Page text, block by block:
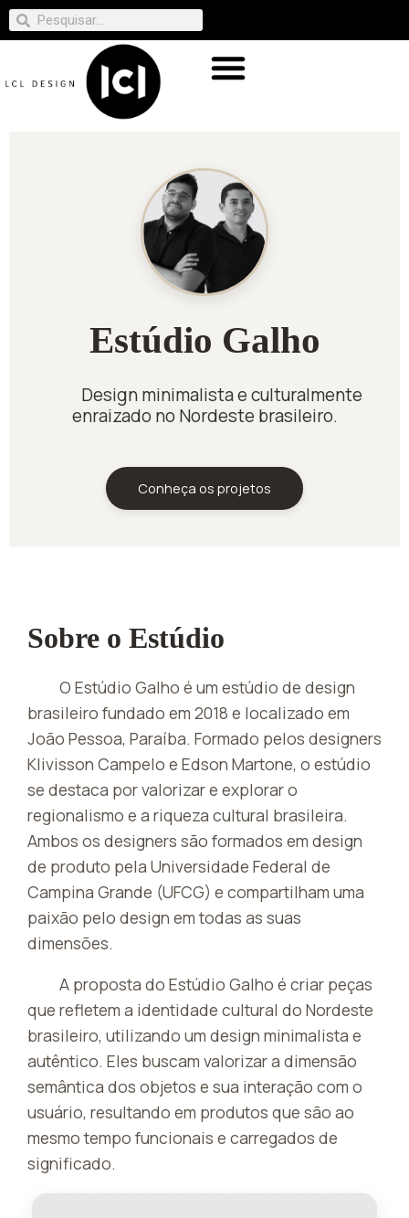
Estúdio Galho
Design minimalista e culturalmente
enraizado no Nordeste brasileiro.
Conheça os projetos
Sobre o Estúdio
O Estúdio Galho é um estúdio de design
brasileiro fundado em 2018 e localizado em
João Pessoa, Paraíba. Formado pelos designers
Klivisson Campelo e Edson Martone, o estúdio
se destaca por valorizar e explorar o
regionalismo e a riqueza cultural brasileira.
Ambos os designers são formados em design
de produto pela Universidade Federal de
Campina Grande (UFCG) e compartilham uma
paixão pelo design em todas as suas
dimensões.
A proposta do Estúdio Galho é criar peças
que refletem a identidade cultural do Nordeste
brasileiro, utilizando um design minimalista e
autêntico. Eles buscam valorizar a dimensão
semântica dos objetos e sua interação com o
usuário, resultando em produtos que são ao
mesmo tempo funcionais e carregados de
significado.